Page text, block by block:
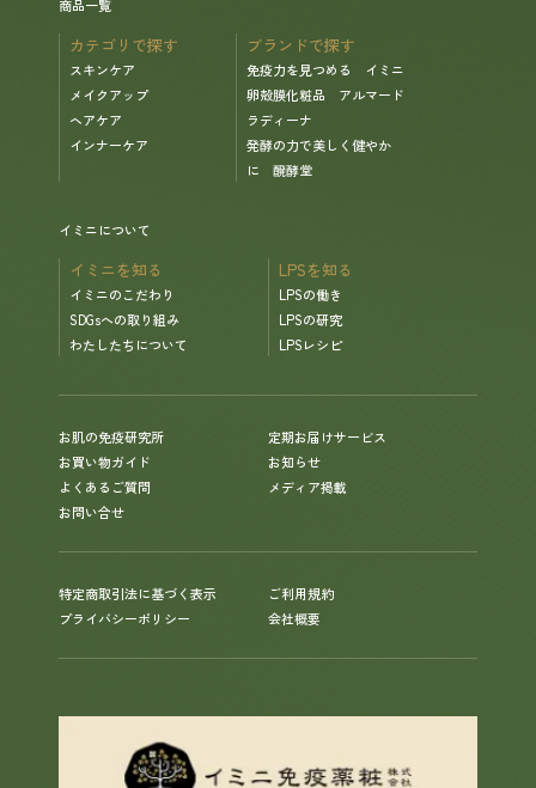
商品一覧
カテゴリで探す
スキンケア
メイクアップ
ヘアケア
インナーケア
ブランドで探す
免疫力を見つめる イミニ
卵殻膜化粧品 アルマード
ラディーナ
発酵の力で美しく健やか
に 醗酵堂
イミニについて
イミニを知る
イミニのこだわり
SDGsへの取り組み
わたしたちについて
LPSを知る
LPSの働き
LPSの研究
LPSレシピ
お肌の免疫研究所
定期お届けサービス
お買い物ガイド
お知らせ
よくあるご質問
メディア掲載
お問い合せ
特定商取引法に基づく表示
プライバシーポリシー
ご利用規約
会社概要